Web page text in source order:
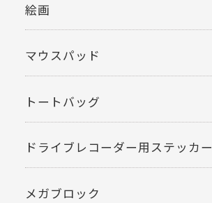
絵画
マウスパッド
トートバッグ
ドライブレコーダー用ステッカー
メガブロック